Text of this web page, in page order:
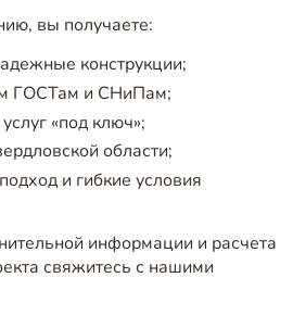
вы получаете:
конструкции;
ГОСТам и СНиПам;
«под ключ»;
области;
и гибкие условия
информации и расчета
свяжитесь с нашими